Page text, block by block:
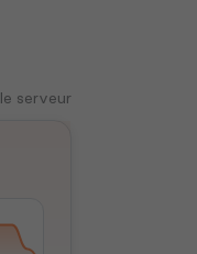
le serveur